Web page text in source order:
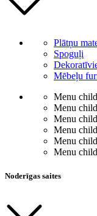
Plātņu
Spoguļi
Mēbeļu
Menu
Menu
Menu
Menu
Menu
Menu
Noderīgas saites